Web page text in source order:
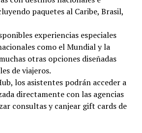
paquetes al Caribe, Brasil,
experiencias especiales
como el Mundial y la
otras opciones diseñadas
de viajeros.
los asistentes podrán acceder a
directamente con las agencias
consultas y canjear gift cards de